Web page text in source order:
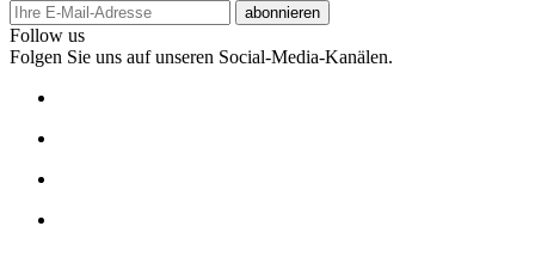
abonnieren
Follow us
Folgen Sie uns auf unseren Social-Media-Kanälen.